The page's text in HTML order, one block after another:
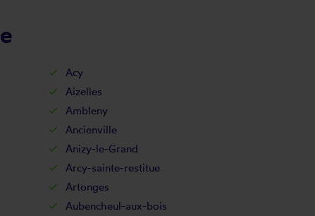
Acy
Aizelles
Ambleny
Ancienville
Anizy-le-Grand
Arcy-sainte-restitue
Artonges
Aubencheul-aux-bois